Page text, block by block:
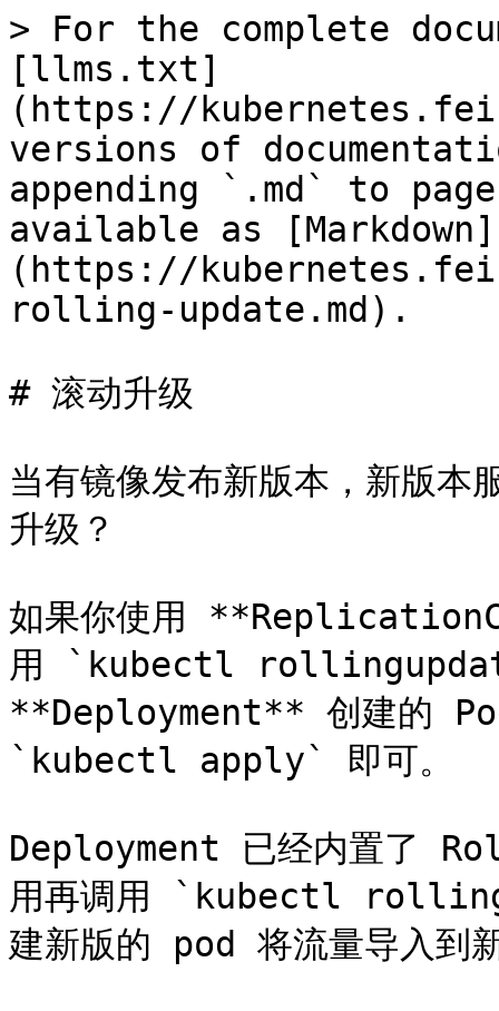
> For the complete
[llms.txt]
(https://
versions of
appending `.md` to
available as [Markdown]
(https://
rolling-update.md).
# 滚动升级
当有镜像发布新版本，新版本
升级？
如果你使用
用 `kubectl rollingupdate`
**Deployment** 创建的
`kubectl apply` 即可。
Deployment 已经内置了
用再调用 `kubectl
建新版的 pod 将流量导入到